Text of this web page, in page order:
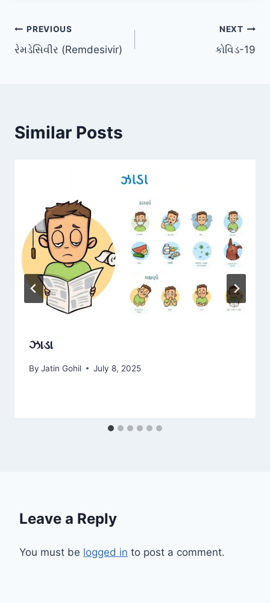
Post
navigation
PREVIOUS
રેમડેસિવીર (Remdesivir)
NEXT
કોવિડ-19
Similar Posts
ઝાડા
By Jatin Gohil July 8, 2025
Leave a Reply
You must be logged in to post a comment.